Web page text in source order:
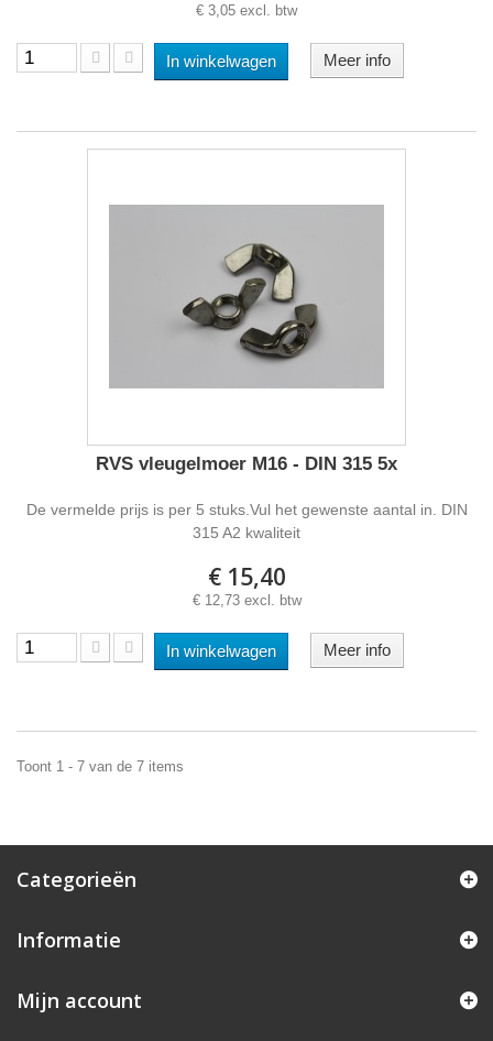
€ 3,05 excl. btw
In winkelwagen Meer info
RVS vleugelmoer M16 - DIN 315 5x
De vermelde prijs is per 5 stuks.Vul het gewenste aantal in. DIN
315 A2 kwaliteit
€ 15,40
€ 12,73 excl. btw
In winkelwagen Meer info
Toont 1 - 7 van de 7 items
Categorieën
Informatie
Mijn account